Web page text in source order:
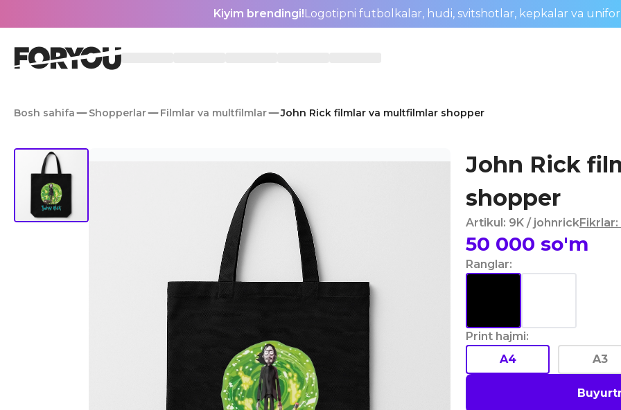
Kiyim brendingi!Logotipni futbolkalar, hudi, svitshotlar, kepkalar va
Bosh sahifa Shopperlar Filmlar va multfilmlar John Rick filmlar va multfilmlar shopper
John Rick
shopper
Artikul: 9K / johnrickFikrlar:
50 000 so'm
Ranglar:
Print hajmi:
A4
A3